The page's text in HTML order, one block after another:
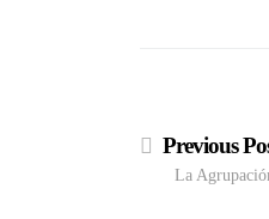
Previous
La